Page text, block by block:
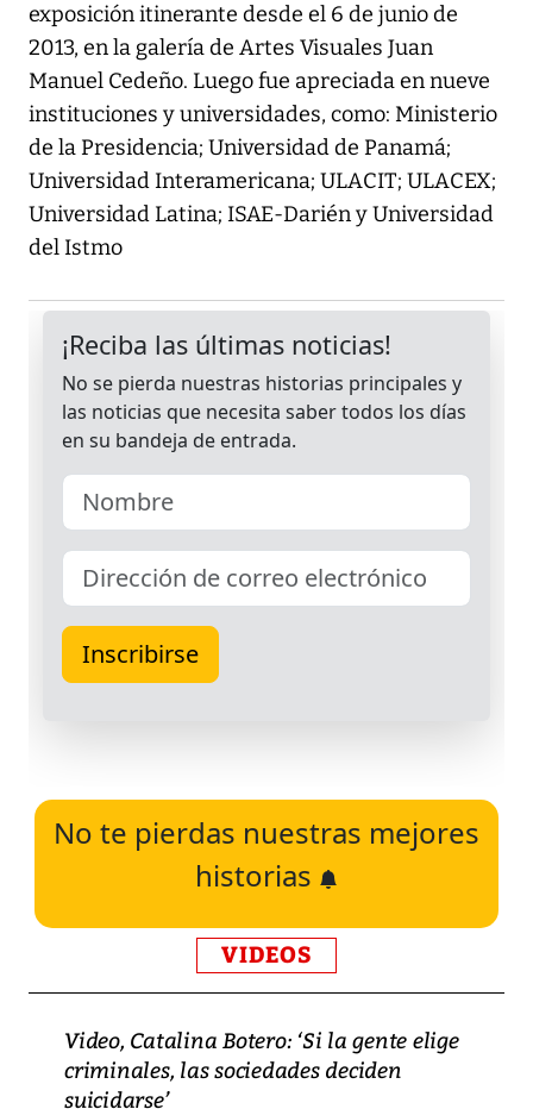
exposición itinerante desde el 6 de junio de
2013, en la galería de Artes Visuales Juan
Manuel Cedeño. Luego fue apreciada en nueve
instituciones y universidades, como: Ministerio
de la Presidencia; Universidad de Panamá;
Universidad Interamericana; ULACIT; ULACEX;
Universidad Latina; ISAE-Darién y Universidad
del Istmo
No te pierdas nuestras mejores
historias
VIDEOS
Video, Catalina Botero: ‘Si la gente elige
criminales, las sociedades deciden
suicidarse’